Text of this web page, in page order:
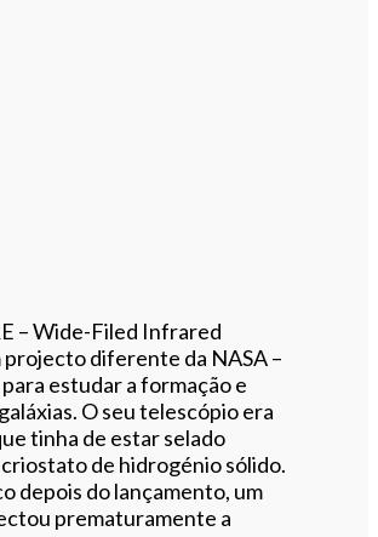
– Wide-Filed Infrared
projecto diferente da NASA –
estudar a formação e
O seu telescópio era
tinha de estar selado
de hidrogénio sólido.
depois do lançamento, um
prematuramente a